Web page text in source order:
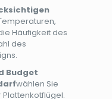
Häufigkeit des
des
Budget
wählen Sie